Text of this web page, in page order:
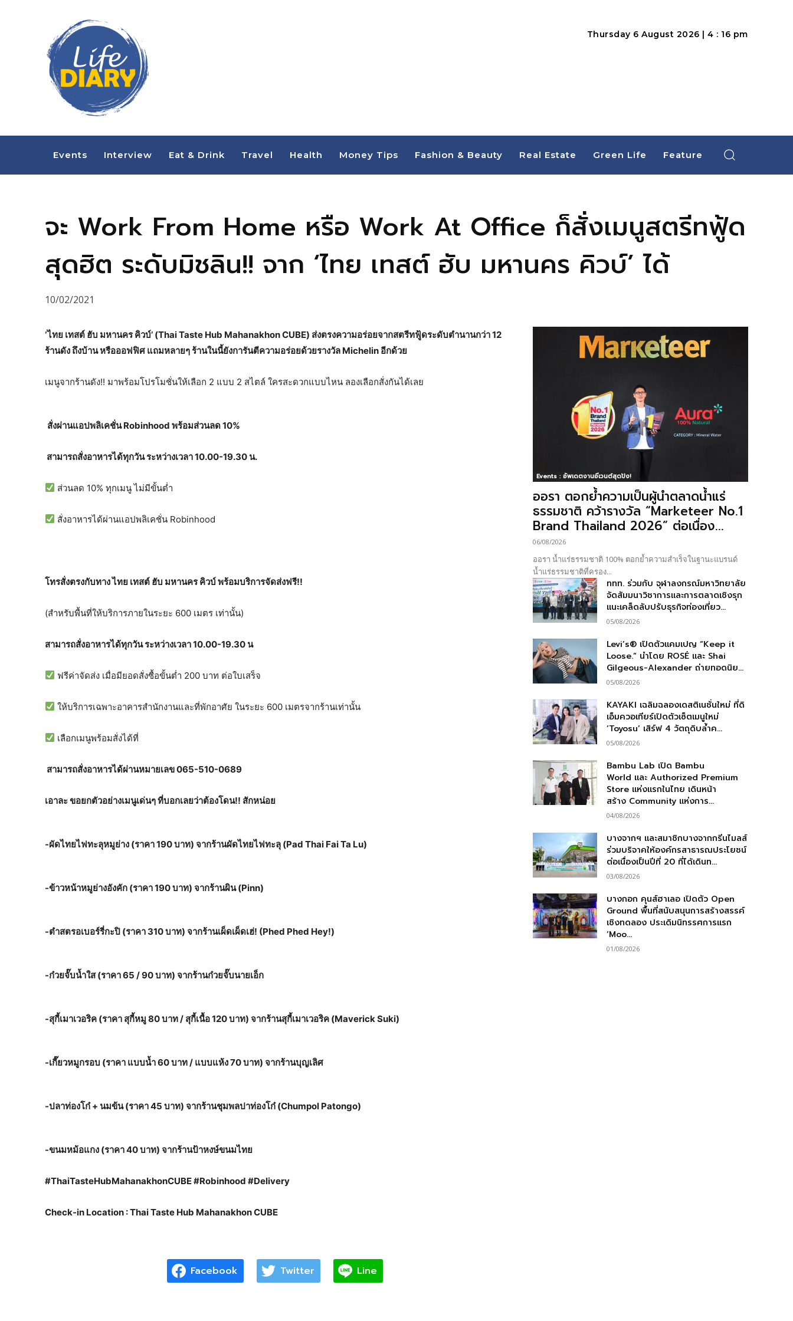
Thursday 6 August 2026 | 4 : 16 pm
Events Interview Eat & Drink Travel Health Money Tips Fashion & Beauty Real Estate Green Life Feature
จะ Work From Home หรือ Work At Office ก็สั่งเมนูสตรีทฟู้ด
สุดฮิต ระดับมิชลิน!! จาก ‘ไทย เทสต์ ฮับ มหานคร คิวบ์’ ได้
10/02/2021
‘ไทย เทสต์ ฮับ มหานคร คิวบ์’ (Thai Taste Hub Mahanakhon CUBE) ส่งตรงความอร่อยจากสตรีทฟู้ดระดับตำนานกว่า 12
ร้านดัง ถึงบ้าน หรือออฟฟิศ แถมหลายๆ ร้านในนี้ยังการันตีความอร่อยด้วยรางวัล Michelin อีกด้วย
เมนูจากร้านดัง!! มาพร้อมโปรโมชั่นให้เลือก 2 แบบ 2 สไตล์ ใครสะดวกแบบไหน ลองเลือกสั่งกันได้เลย
สั่งผ่านแอปพลิเคชั่น Robinhood พร้อมส่วนลด 10%
สามารถสั่งอาหารได้ทุกวัน ระหว่างเวลา 10.00-19.30 น.
ส่วนลด 10% ทุกเมนู ไม่มีขั้นต่ำ
สั่งอาหารได้ผ่านแอปพลิเคชั่น Robinhood
โทรสั่งตรงกับทาง ไทย เทสต์ ฮับ มหานคร คิวบ์ พร้อมบริการจัดส่งฟรี!!
(สำหรับพื้นที่ให้บริการภายในระยะ 600 เมตร เท่านั้น)
สามารถสั่งอาหารได้ทุกวัน ระหว่างเวลา 10.00-19.30 น
ฟรีค่าจัดส่ง เมื่อมียอดสั่งซื้อขั้นต่ำ 200 บาท ต่อใบเสร็จ
ให้บริการเฉพาะอาคารสำนักงานและที่พักอาศัย ในระยะ 600 เมตรจากร้านเท่านั้น
เลือกเมนูพร้อมสั่งได้ที่
สามารถสั่งอาหารได้ผ่านหมายเลข 065-510-0689
เอาละ ขอยกตัวอย่างเมนูเด่นๆ ที่บอกเลยว่าต้องโดน!! สักหน่อย
-ผัดไทยไฟทะลุหมูย่าง (ราคา 190 บาท) จากร้านผัดไทยไฟทะลุ (Pad Thai Fai Ta Lu)
-ข้าวหน้าหมูย่างอังคัก (ราคา 190 บาท) จากร้านผิน (Pinn)
-ตำสตรอเบอร์รี่กะปิ (ราคา 310 บาท) จากร้านเผ็ดเผ็ดเฮ่! (Phed Phed Hey!)
-ก๋วยจั๊บน้ำใส (ราคา 65 / 90 บาท) จากร้านก๋วยจั๊บนายเอ็ก
-สุกี้เมาเวอริค (ราคา สุกี้หมู 80 บาท / สุกี้เนื้อ 120 บาท) จากร้านสุกี้เมาเวอริค (Maverick Suki)
-เกี๊ยวหมูกรอบ (ราคา แบบน้ำ 60 บาท / แบบแห้ง 70 บาท) จากร้านบุญเลิศ
-ปลาท่องโก๋ + นมข้น (ราคา 45 บาท) จากร้านชุมพลปาท่องโก๋ (Chumpol Patongo)
-ขนมหม้อแกง (ราคา 40 บาท) จากร้านป้าหงษ์ขนมไทย
#ThaiTasteHubMahanakhonCUBE #Robinhood #Delivery
Check-in Location : Thai Taste Hub Mahanakhon CUBE
Facebook Twitter Line
Events : อัพเดตงานอีเวนต์สุดปัง!
ออรา ตอกย้ำความเป็นผู้นำตลาดน้ำแร่
ธรรมชาติ คว้ารางวัล “Marketeer No.1
Brand Thailand 2026” ต่อเนื่อง...
06/08/2026
ออรา น้ำแร่ธรรมชาติ 100% ตอกย้ำความสำเร็จในฐานะแบรนด์
น้ำแร่ธรรมชาติที่ครอง...
ททท. ร่วมกับ จุฬาลงกรณ์มหาวิทยาลัย
จัดสัมมนาวิชาการและการตลาดเชิงรุก
แนะเคล็ดลับปรับธุรกิจท่องเที่ยว...
05/08/2026
Levi’s® เปิดตัวแคมเปญ “Keep it
Loose.” นำโดย ROSÉ และ Shai
Gilgeous-Alexander ถ่ายทอดนิย...
05/08/2026
KAYAKI เฉลิมฉลองเดสติเนชั่นใหม่ ที่ดิ
เอ็มควอเทียร์เปิดตัวเซ็ตเมนูใหม่
‘Toyosu’ เสิร์ฟ 4 วัตถุดิบล้ำค...
05/08/2026
Bambu Lab เปิด Bambu
World และ Authorized Premium
Store แห่งแรกในไทย เดินหน้า
สร้าง Community แห่งการ...
04/08/2026
บางจากฯ และสมาชิกบางจากกรีนไมลส์
ร่วมบริจาคให้องค์กรสาธารณประโยชน์
ต่อเนื่องเป็นปีที่ 20 ที่ได้เดินท...
03/08/2026
บางกอก คุนส์ฮาเลอ เปิดตัว Open
Ground พื้นที่สนับสนุนการสร้างสรรค์
เชิงทดลอง ประเดิมนิทรรศการแรก
‘Moo...
01/08/2026